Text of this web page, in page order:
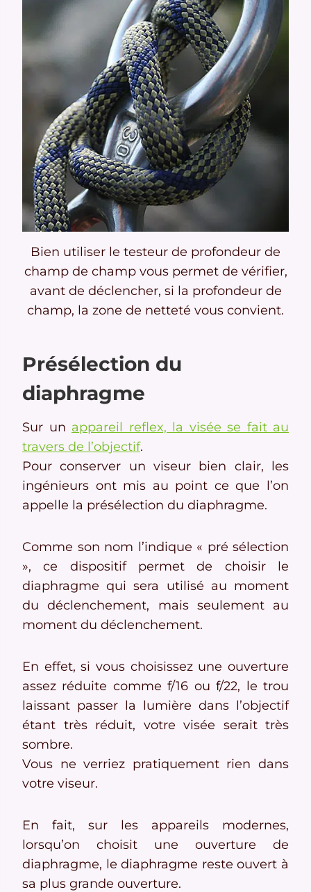
Bien utiliser le testeur de profondeur de
champ de champ vous permet de vérifier,
avant de déclencher, si la profondeur de
champ, la zone de netteté vous convient.
Présélection du
diaphragme
Sur un appareil reflex, la visée se fait au
travers de l’objectif.
Pour conserver un viseur bien clair, les
ingénieurs ont mis au point ce que l’on
appelle la présélection du diaphragme.
Comme son nom l’indique « pré sélection
», ce dispositif permet de choisir le
diaphragme qui sera utilisé au moment
du déclenchement, mais seulement au
moment du déclenchement.
En effet, si vous choisissez une ouverture
assez réduite comme f/16 ou f/22, le trou
laissant passer la lumière dans l’objectif
étant très réduit, votre visée serait très
sombre.
Vous ne verriez pratiquement rien dans
votre viseur.
En fait, sur les appareils modernes,
lorsqu’on choisit une ouverture de
diaphragme, le diaphragme reste ouvert à
sa plus grande ouverture.